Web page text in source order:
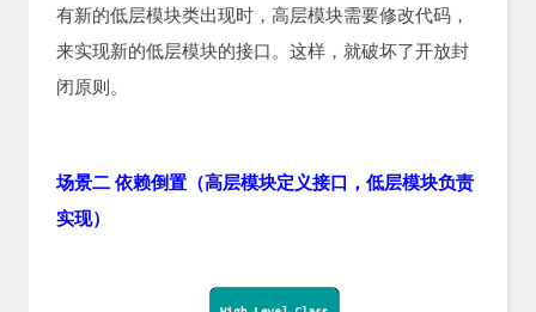
有新的低层模块类出现时，高层模块需要修改代码，
来实现新的低层模块的接口。这样，就破坏了开放封
闭原则。
场景二 依赖倒置（高层模块定义接口，低层模块负责
实现）